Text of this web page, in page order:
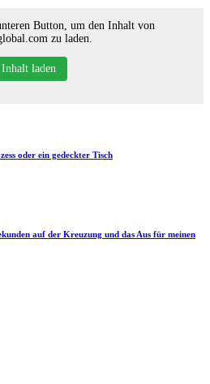
Button, um den Inhalt von
zu laden.
Inhalt laden
oder ein gedeckter Tisch
auf der Kreuzung und das Aus für meinen